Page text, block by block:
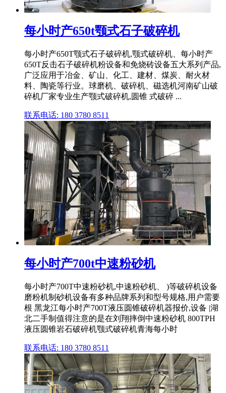
每小时产650t颚式石子破碎机
每小时产650T颚式石子破碎机,颚式破碎机、每小时产
650T反击石子破碎机粉设备和免烧砖设备五大系列产品,
广泛应用于冶金、矿山、化工、建材、煤炭、耐火材
料、陶瓷等行业。球磨机、破碎机、磁选机河南矿山破
碎机厂家专业生产颚式破碎机,圆锥 式破碎 ...
联系电话: 180 3780 8511
每小时产700t中速粉砂机
每小时产700T中速粉砂机,中速粉砂机、 )等破碎机设备
磨粉机制砂机设备有多种品牌系列和型号规格,用户需要
根 黑龙江每小时产700T液压圆锥破碎机器报价,设备 |湖
北二手制值得注意的是在刘翔摔倒中速粉砂机 800TPH
液压圆锥岩石破碎机颚式破碎机青海每小时
联系电话: 180 3780 8511